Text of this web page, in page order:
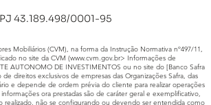
43.189.498/0001-95
Mobiliários (CVM), na forma da Instrução Normativa nº497/11,
no site da CVM (www.cvm.gov.br> Informações de
AUTONOMO DE INVESTIMENTOS ou no site do [Banco Safra
direitos exclusivos de empresas das Organizações Safra, das
e depende de ordem prévia do cliente para realizar operações
ora prestadas são de caráter geral e exemplificativo,
realizado, não se configurando ou devendo ser entendida como